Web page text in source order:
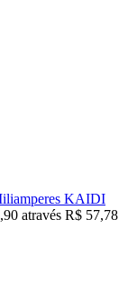
KAIDI
através R$ 57,78